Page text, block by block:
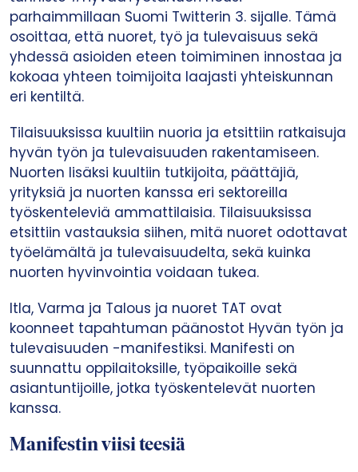
parhaimmillaan Suomi Twitterin 3. sijalle. Tämä
osoittaa, että nuoret, työ ja tulevaisuus sekä
yhdessä asioiden eteen toimiminen innostaa ja
kokoaa yhteen toimijoita laajasti yhteiskunnan
eri kentiltä.
Tilaisuuksissa kuultiin nuoria ja etsittiin ratkaisuja
hyvän työn ja tulevaisuuden rakentamiseen.
Nuorten lisäksi kuultiin tutkijoita, päättäjiä,
yrityksiä ja nuorten kanssa eri sektoreilla
työskenteleviä ammattilaisia. Tilaisuuksissa
etsittiin vastauksia siihen, mitä nuoret odottavat
työelämältä ja tulevaisuudelta, sekä kuinka
nuorten hyvinvointia voidaan tukea.
Itla, Varma ja Talous ja nuoret TAT ovat
koonneet tapahtuman päänostot Hyvän työn ja
tulevaisuuden -manifestiksi. Manifesti on
suunnattu oppilaitoksille, työpaikoille sekä
asiantuntijoille, jotka työskentelevät nuorten
kanssa.
Manifestin viisi teesiä